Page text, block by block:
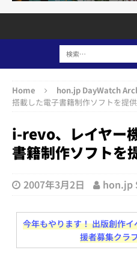
Home hon.jp DayWatch
搭載した電子書籍制作ソフトを提
i-revo、レイヤー
書籍制作ソフトを
2007年3月2日 hon.jp
今年もやります！ 出版創作
援者募集クラ